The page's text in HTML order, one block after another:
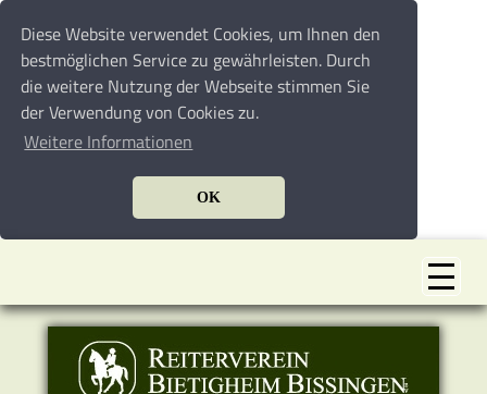
Diese Website verwendet Cookies, um Ihnen den
bestmöglichen Service zu gewährleisten. Durch
die weitere Nutzung der Webseite stimmen Sie
der Verwendung von Cookies zu.
Weitere Informationen
OK